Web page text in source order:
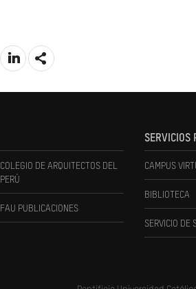
COLEGIO DE ARQUITECTOS DEL
PERÚ
FAU PUBLICACIONES
SERVICIOS
CAMPUS
BIBLIOTECA
SERVICIO DE